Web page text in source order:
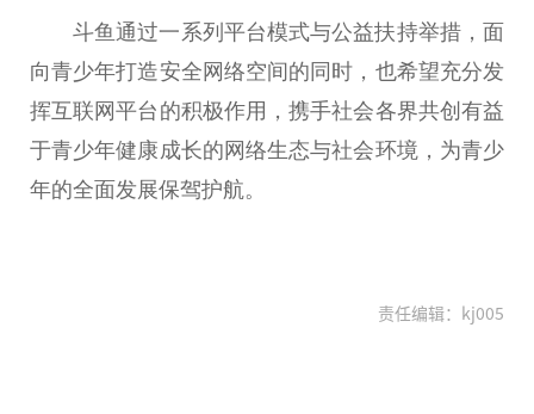
斗鱼通过一系列平台模式与公益扶持举措，面
向青少年打造安全网络空间的同时，也希望充分发
挥互联网平台的积极作用，携手社会各界共创有益
于青少年健康成长的网络生态与社会环境，为青少
年的全面发展保驾护航。
责任编辑：kj005